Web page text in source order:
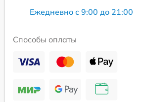
Ежедневно с 9:00 до 21:00
Способы оплаты